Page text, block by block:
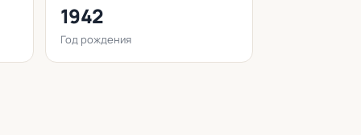
1942
Год рождения